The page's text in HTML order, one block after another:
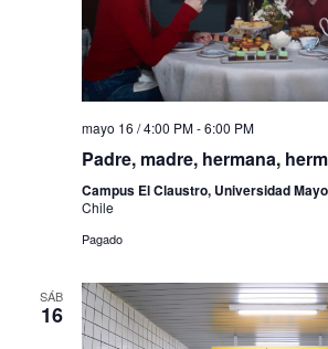
mayo 16 / 4:00 PM-6:00 PM
Padre, madre, hermana,
Campus El Claustro, Universidad
Chile
Pagado
SÁB
16